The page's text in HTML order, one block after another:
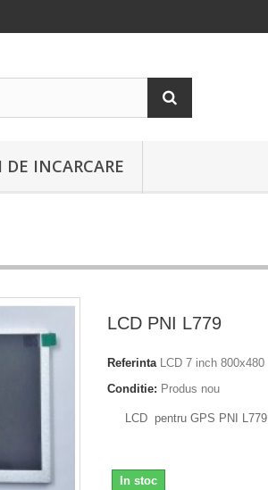
DE INCARCARE
LCD PNI L779
Referinta LCD 7 inch 800x480
Conditie: Produs nou
LCD pentru GPS PNI L779
In stoc